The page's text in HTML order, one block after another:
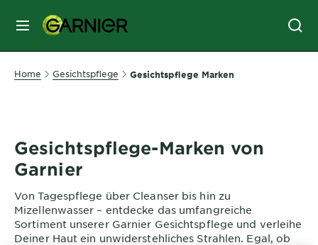
MENU
GESICHTSPFLEGE
HAARFARBE
SONNENSCHUTZ
Home Gesichtspflege Gesichtspflege Marken
Gesichtspflege-Marken von
Garnier
Von Tagespflege über Cleanser bis hin zu
Mizellenwasser – entdecke das umfangreiche
Sortiment unserer Garnier Gesichtspflege und verleihe
Deiner Haut ein unwiderstehliches Strahlen. Egal, ob